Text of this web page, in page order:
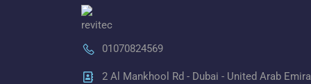
01070824569
2 Al Mankhool Rd - Dubai - United Arab